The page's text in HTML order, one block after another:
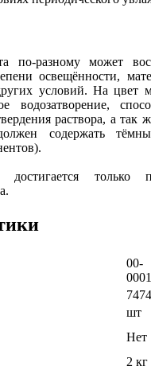
по-разному может
освещённости,
условий. На цвет
водозатворение,
раствора, а так
содержать
достигается только
00-
шт
Нет
2 кг